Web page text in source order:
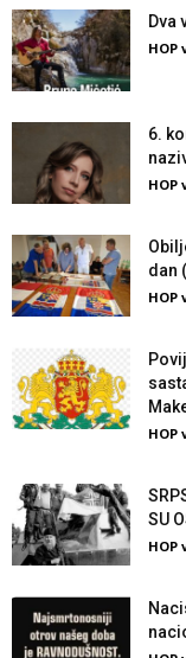
Dva
HOP
6.
HOP
dan
HOP
HOP
SU
HOP